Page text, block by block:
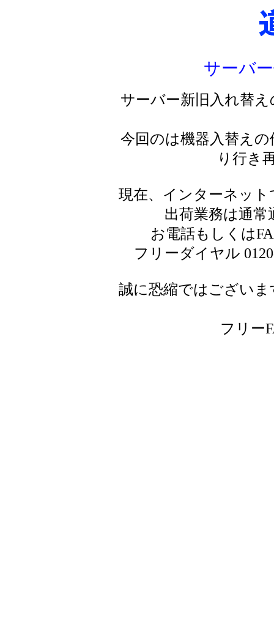
サーバ
サーバー新旧入れ替
今回のは機器入替え
り行き
現在、インターネッ
出荷業務は通
お電話もしくは
フリーダイヤル
誠に恐縮ではござい
フリー